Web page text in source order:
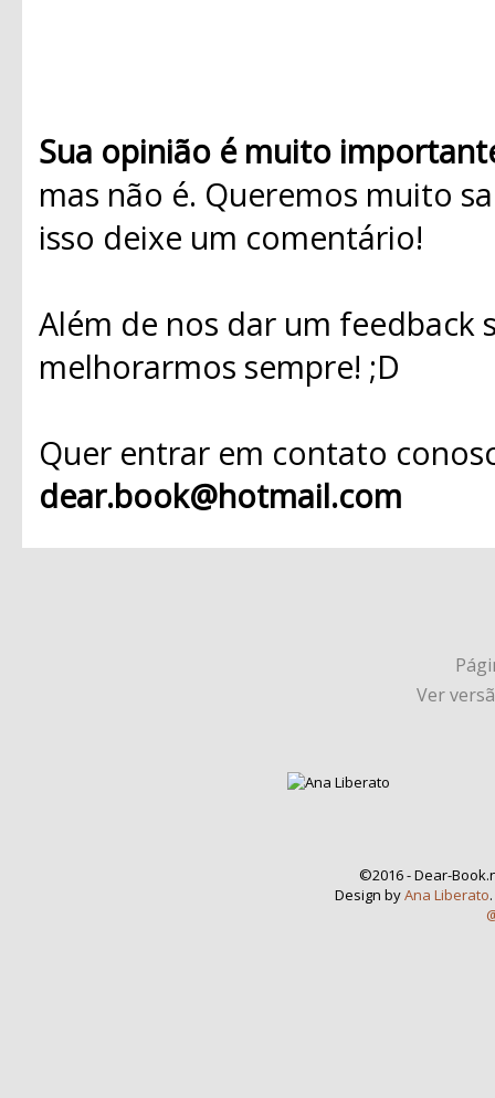
Sua opinião é muito
mas não é. Queremos muito
isso deixe um comentário!
Além de nos dar um
melhorarmos sempre! ;D
Quer entrar em contato
dear.book@hotmail.com
Ver
©2016 - Dear-
Design byAna Liberato